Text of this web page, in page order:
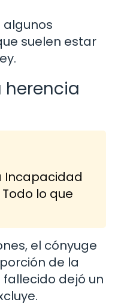
algunos
suelen estar
herencia
Incapacidad
lo que
el cónyuge
de la
fallecido dejó un